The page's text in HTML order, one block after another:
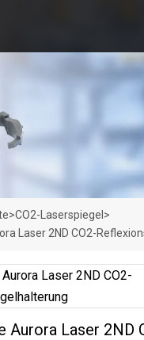
>CO2-Laserspiegel >
Laser 2ND CO2-
Aurora Laser 2ND